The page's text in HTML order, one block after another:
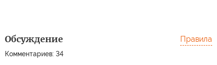
Обсуждение
Комментариев: 34
Правила